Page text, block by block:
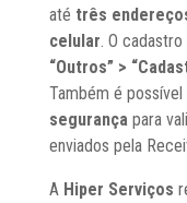
até três
celular. O
“Outros” >
Também é possível
segurançapara
enviados pela
A Hiper Serviços